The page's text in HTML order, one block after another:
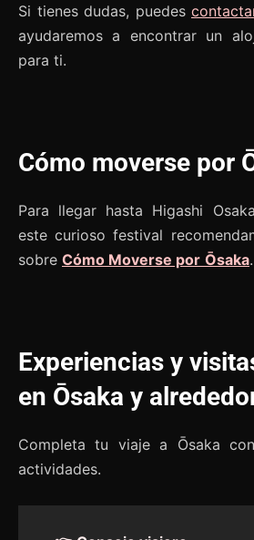
Si tienes dudas, puedes
ayudaremos a encontrar un
para ti.
Cómo moverse por
Para llegar hasta Higashi
este curioso festival
sobre Cómo Moverse por Ōsaka.
Experiencias y
en Ōsaka y
Completa tu viaje a Ōsaka
actividades.